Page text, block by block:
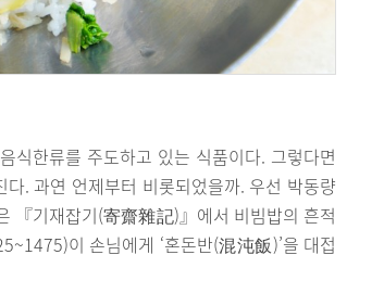
식한류를 주도하고 있는 식품이다. 그렇다면
. 과연 언제부터 비롯되었을까. 우선 박동량
『기재잡기(寄齋雜記)』에서 비빔밥의 흔적
이 손님에게 ‘혼돈반(混沌飯)’을 대접